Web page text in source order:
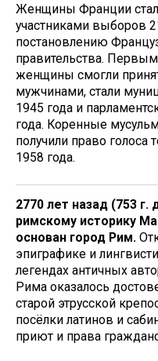
Женщины Франции
участниками выборов
постановлению
правительства.
женщины смогли
мужчинами, стали
1945 года и
года. Коренные
получили право голоса
1958 года.
2770 лет назад (753
римскому историку
основан город Рим.
эпиграфике и
легендах античных
Рима оказалось
старой этрусской
посёлки латинов и
приют и права